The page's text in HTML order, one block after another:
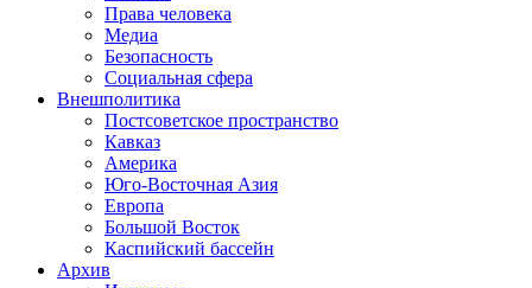
Права человека
Медиа
Безопасность
Социальная сфера
Внешполитика
Постсоветское пространство
Кавказ
Америка
Юго-Восточная Азия
Европа
Большой Восток
Каспийский бассейн
Архив